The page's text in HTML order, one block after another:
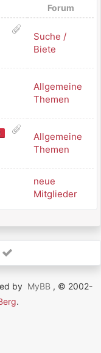
Forum
Suche /
Biete
Allgemeine
Themen
Allgemeine
Themen
neue
Mitglieder
by MyBB , © 2002-
.